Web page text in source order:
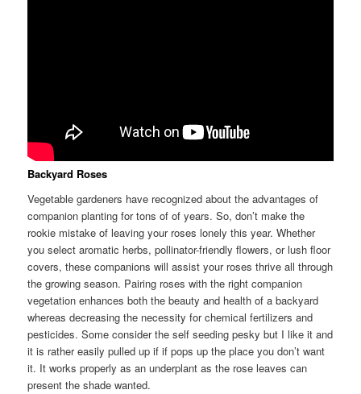
Backyard Roses
Vegetable gardeners have recognized about the advantages of
companion planting for tons of of years. So, don’t make the
rookie mistake of leaving your roses lonely this year. Whether
you select aromatic herbs, pollinator-friendly flowers, or lush floor
covers, these companions will assist your roses thrive all through
the growing season. Pairing roses with the right companion
vegetation enhances both the beauty and health of a backyard
whereas decreasing the necessity for chemical fertilizers and
pesticides. Some consider the self seeding pesky but I like it and
it is rather easily pulled up if if pops up the place you don’t want
it. It works properly as an underplant as the rose leaves can
present the shade wanted.